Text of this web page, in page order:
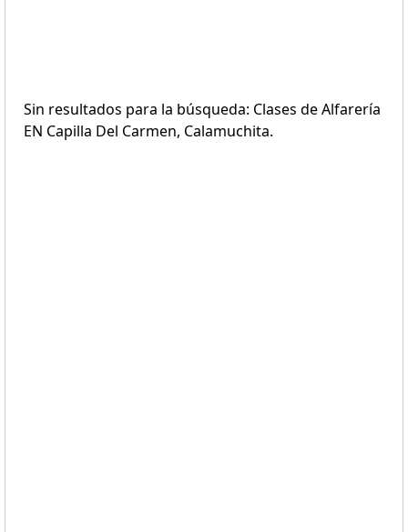
Sin resultados para la búsqueda: Clases de Alfarería
EN Capilla Del Carmen, Calamuchita.